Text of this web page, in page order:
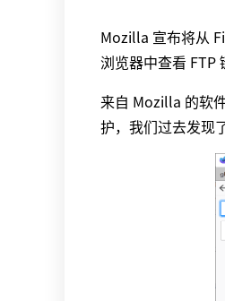
Mozilla 宣布将从
浏览器中查看 FTP
来自 Mozilla 的软
护，我们过去发现